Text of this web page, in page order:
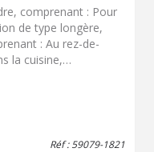
comprenant : Pour
de type longère,
: Au rez-de-
la cuisine,
dressing,
étage : 1 mansarde
(7,88 + 4,76m²),
véhicules, Parking,
Réf : 59079-1821